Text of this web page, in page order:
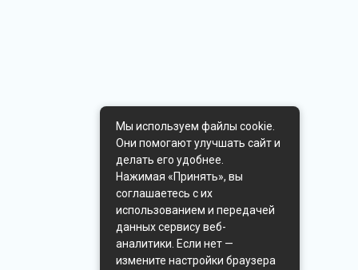
Мы используем файлы cookie.
Они помогают улучшать сайт и
делать его удобнее.
Нажимая «Принять», вы
соглашаетесь с их
использованием и передачей
данных сервису веб-
аналитики. Если нет —
измените настройки браузера